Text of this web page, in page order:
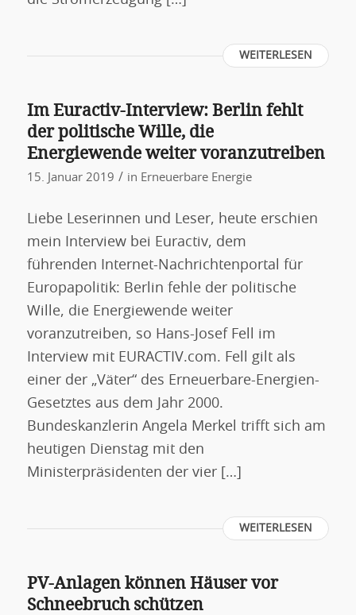
WEITERLESEN
Im Euractiv-Interview: Berlin fehlt
der politische Wille, die
Energiewende weiter voranzutreiben
15. Januar 2019 / in Erneuerbare Energie
Liebe Leserinnen und Leser, heute erschien
mein Interview bei Euractiv, dem
führenden Internet-Nachrichtenportal für
Europapolitik: Berlin fehle der politische
Wille, die Energiewende weiter
voranzutreiben, so Hans-Josef Fell im
Interview mit EURACTIV.com. Fell gilt als
einer der „Väter“ des Erneuerbare-Energien-
Gesetztes aus dem Jahr 2000.
Bundeskanzlerin Angela Merkel trifft sich am
heutigen Dienstag mit den
Ministerpräsidenten der vier […]
WEITERLESEN
PV-Anlagen können Häuser vor
Schneebruch schützen